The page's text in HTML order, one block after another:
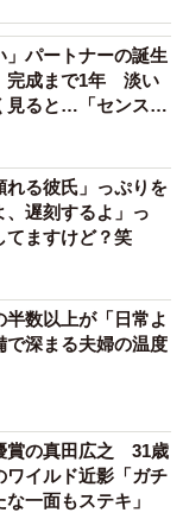
」パートナーの誕生
完成まで1年 淡い
ると…「センスす
れる彼氏」っぷりを
遅刻するよ」っ
ますけど？笑
半数以上が「日常よ
深まる夫婦の温度
賞の真田広之 31歳
ワイルド近影「ガチ
一面もステキ」